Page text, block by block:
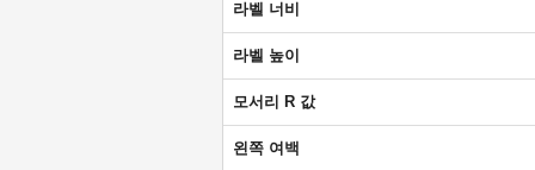
라벨 너비
라벨 높이
모서리 R 값
왼쪽 여백